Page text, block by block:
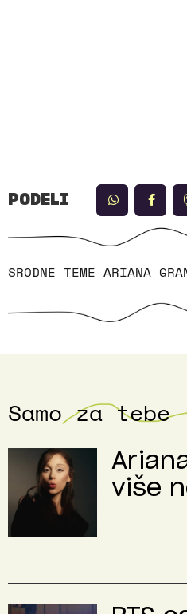
PODELI
SRODNE TEME ARIANA
Samo za tebe
više